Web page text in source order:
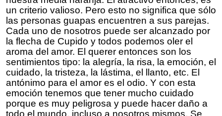
un criterio valioso. Pero esto no significa que sólo
las personas guapas encuentren a sus parejas.
Cada uno de nosotros puede ser alcanzado por
la flecha de Cupido y todos podemos oler el
aroma del amor. El querer entonces son los
sentimientos tipo: la alegría, la risa, la emoción, el
cuidado, la tristeza, la lástima, el llanto, etc. El
antónimo para el amor es el odio. Y con esta
emoción tenemos que tener mucho cuidado
porque es muy peligrosa y puede hacer daño a
todo el mundo, incluso a nosotros mismos. Se